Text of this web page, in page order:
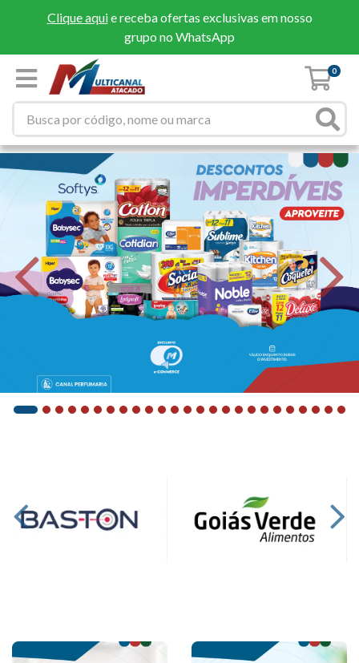
Clique aquie receba ofertas exclusivas em nosso
grupo no WhatsApp
0